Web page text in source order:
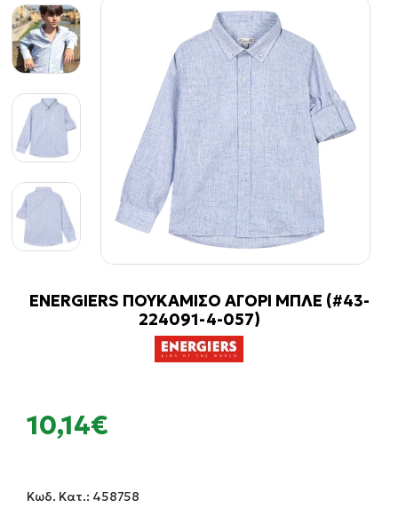
ENERGIERS ΠΟΥΚΑΜΙΣΟ ΑΓΟΡΙ ΜΠΛΕ (#43-
224091-4-057)
10,14€
Κωδ. Κατ.: 458758